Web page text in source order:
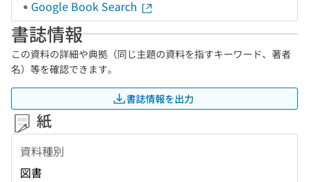
Google Book Search
書誌情報
この資料の詳細や典拠（同じ主題の資料を指すキーワード、著者
名）等を確認できます。
書誌情報を出力
紙
資料種別
図書